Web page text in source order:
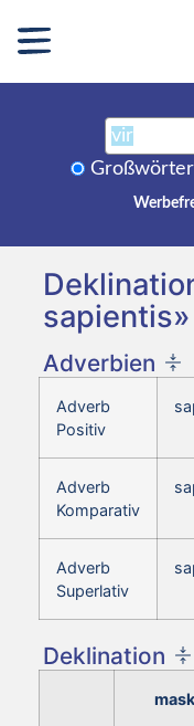
sapientis»
Adverbien
Adverb
Positiv
Adverb
Komparativ
Adverb
Superlativ
Deklination